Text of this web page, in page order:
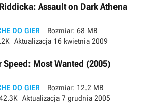
Assault on Dark Athena
DO GIER Rozmiar: 68 MB
Aktualizacja 16 kwietnia 2009
Speed: Most Wanted (2005)
DO GIER Rozmiar: 12.2 MB
Aktualizacja 7 grudnia 2005